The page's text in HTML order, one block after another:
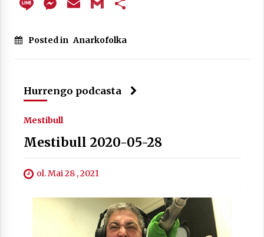
Posted in Anarkofolka
Hurrengo podcasta
Mestibull
Mestibull 2020-05-28
ol. Mai 28 , 2021